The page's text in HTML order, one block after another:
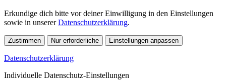
Erkundige dich bitte vor deiner Einwilligung in den Einstellungen
sowie in unsererDatenschutzerklärung.
Zustimmen Nur erforderliche Einstellungen anpassen
Datenschutzerklärung
Individuelle Datenschutz-Einstellungen